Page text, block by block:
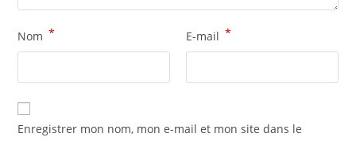
Nom * E-mail *
Enregistrer mon nom, mon e-mail et mon site dans le